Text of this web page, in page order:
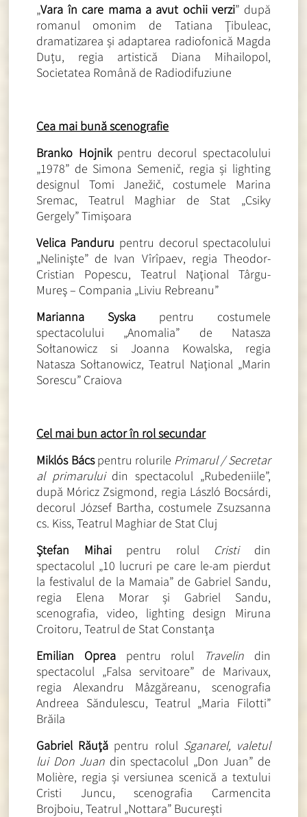
„Vara în care mama a avut ochii verzi” după
romanul omonim de Tatiana Ţibuleac,
dramatizarea și adaptarea radiofonică Magda
Duțu, regia artistică Diana Mihailopol,
Societatea Română de Radiodifuziune
Cea mai bună scenografie
Branko Hojnik pentru decorul spectacolului
„1978” de Simona Semenič, regia și lighting
designul Tomi Janežič, costumele Marina
Sremac, Teatrul Maghiar de Stat „Csiky
Gergely” Timişoara
Velica Panduru pentru decorul spectacolului
„Nelinişte” de Ivan Vîrîpaev, regia Theodor-
Cristian Popescu, Teatrul Naţional Târgu-
Mureş – Compania „Liviu Rebreanu”
Marianna Syska pentru costumele
spectacolului „Anomalia” de Natasza
Sołtanowicz si Joanna Kowalska, regia
Natasza Sołtanowicz, Teatrul Naţional „Marin
Sorescu” Craiova
Cel mai bun actor în rol secundar
Miklós Bácspentru rolurile Primarul / Secretar
al primaruluidin spectacolul „Rubedeniile”,
după Móricz Zsigmond, regia László Bocsárdi,
decorul József Bartha, costumele Zsuzsanna
cs. Kiss, Teatrul Maghiar de Stat Cluj
Ştefan Mihai pentru rolul Cristidin
spectacolul „10 lucruri pe care le-am pierdut
la festivalul de la Mamaia” de Gabriel Sandu,
regia Elena Morar și Gabriel Sandu,
scenografia, video, lighting design Miruna
Croitoru, Teatrul de Stat Constanţa
Emilian Oprea pentru rolul Travelindin
spectacolul „Falsa servitoare” de Marivaux,
regia Alexandru Mâzgăreanu, scenografia
Andreea Săndulescu, Teatrul „Maria Filotti”
Brăila
Gabriel Răuţă pentru rolul Sganarel, valetul
lui Don Juandin spectacolul „Don Juan” de
Molière, regia și versiunea scenică a textului
Cristi Juncu, scenografia Carmencita
Brojboiu, Teatrul „Nottara” Bucureşti